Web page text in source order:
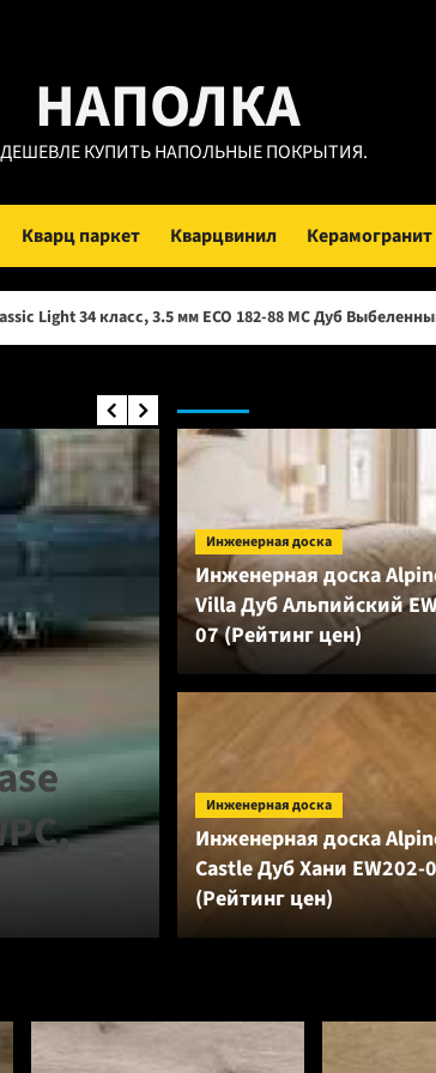
НАПОЛКА
ДЕШЕВЛЕ КУПИТЬ НАПОЛЬНЫЕ ПОКРЫТИЯ.
Кварц паркет Кварцвинил Керамогранит
3.5 мм ECO 182-88 МС Дуб Выбеленный (Рейтинг цен)
Подложка
оранжевая
покрытий
Инженерная доска
Инженерная доска
Villa Дуб Альпийский
07 (Рейтинг цен)
Инженерная доска
Инженерная доска
Castle Дуб Хани EW202-
(Рейтинг цен)